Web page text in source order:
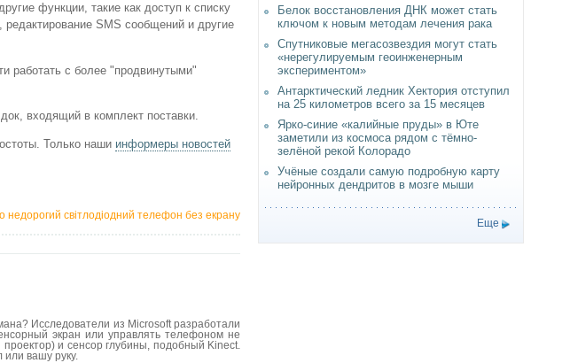
функции, такие как доступ к списку
SMS сообщений и другие
работать с более "продвинутыми"
входящий в комплект поставки.
Только наши информеры новостей
недорогий світлодіодний телефон без екрану
Исследователи из Microsoft разработали
экран или управлять телефоном не
и сенсор глубины, подобный Kinect.
или вашу руку.
Белок восстановления ДНК может стать
ключом к новым методам лечения рака
Спутниковые мегасозвездия могут стать
«нерегулируемым геоинженерным
экспериментом»
Антарктический ледник Хектория отступил
на 25 километров всего за 15 месяцев
Ярко-синие «калийные пруды» в Юте
заметили из космоса рядом с тёмно-
зелёной рекой Колорадо
Учёные создали самую подробную карту
нейронных дендритов в мозге мыши
Еще